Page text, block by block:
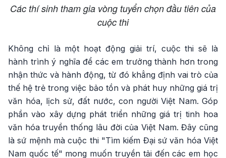
Các thí sinh tham gia vòng tuyển chọn đầu tiên của
cuộc thi
Không chỉ là một hoạt động giải trí, cuộc thi sẽ là
hành trình ý nghĩa để các em trưởng thành hơn trong
nhận thức và hành động, từ đó khẳng định vai trò của
thế hệ trẻ trong việc bảo tồn và phát huy những giá trị
văn hóa, lịch sử, đất nước, con người Việt Nam. Góp
phần vào xây dựng phát triển những giá trị tinh hoa
văn hóa truyền thống lâu đời của Việt Nam. Đây cũng
là sứ mệnh mà cuộc thi "Tìm kiếm Đại sứ văn hóa Việt
Nam quốc tế" mong muốn truyền tải đến các em học